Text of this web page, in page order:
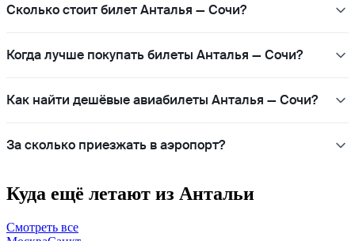
Сколько стоит билет Анталья — Сочи?
Когда лучше покупать билеты Анталья — Сочи?
Как найти дешёвые авиабилеты Анталья — Сочи?
За сколько приезжать в аэропорт?
Куда ещё летают из Антальи
Смотреть все